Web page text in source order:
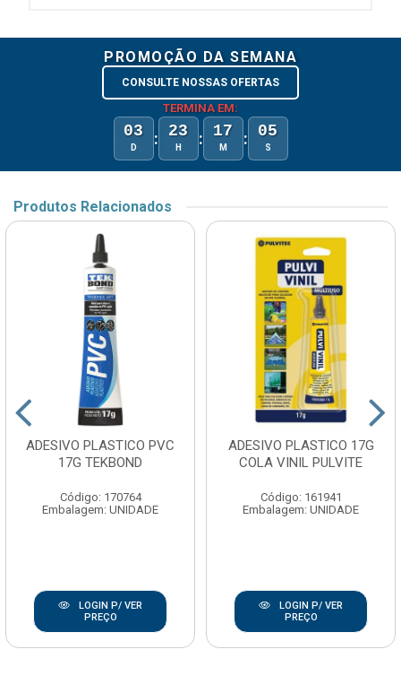
PROMOÇÃO DA SEMANA
CONSULTE NOSSAS OFERTAS
TERMINA EM:
03
D : 23
H : 17
M : 05
S
Produtos Relacionados
ADESIVO PLASTICO PVC
17G TEKBOND
Código: 170764
Embalagem: UNIDADE
LOGIN P/ VER
PREÇO
ADESIVO PLASTICO 17G
COLA VINIL PULVITE
Código: 161941
Embalagem: UNIDADE
LOGIN P/ VER
PREÇO